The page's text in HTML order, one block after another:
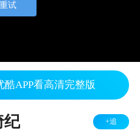
重试
APP看高清完整版
纪 +追